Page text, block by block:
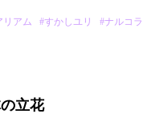
リアム #すかしユリ
#ナルコラ
立花